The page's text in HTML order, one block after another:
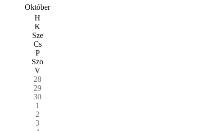
Október
H
K
Sze
Cs
P
Szo
V
28
29
30
1
2
3